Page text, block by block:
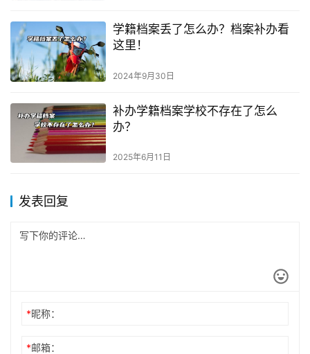
学籍档案丢了怎么办？档案补办看
这里！
2024年9月30日
补办学籍档案学校不存在了怎么
办？
2025年6月11日
发表回复
*昵称：
*邮箱：